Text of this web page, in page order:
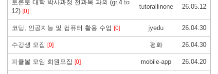
토론토 대학 박사과정 전과목 과외 (gr.4 to
12) [0]
tutorallinone 26.05.12
코딩, 인공지능 및 컴퓨터 활용 수업 [0] jyedu 26.04.30
수강생 모집 [0] 평화 26.04.30
피클볼 모임 회원모집 [0] mobile-app 26.04.20